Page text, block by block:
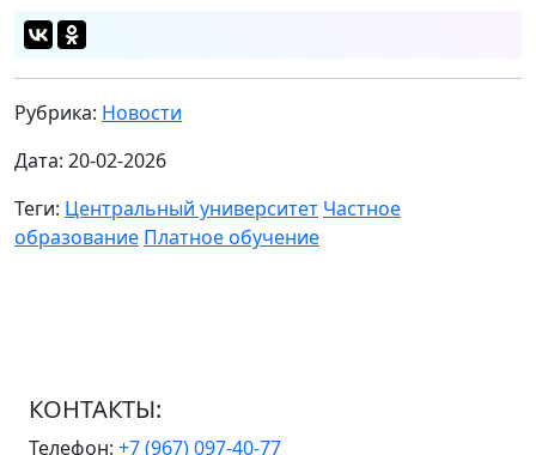
Рубрика: Новости
Дата: 20-02-2026
Теги: Центральный университет Частное
образование Платное обучение
КОНТАКТЫ:
Телефон: +7 (967) 097-40-77